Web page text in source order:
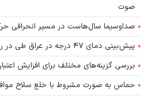
صوت
صداوسیما سال‌هاست در مسیر انحرافی
پیش‌بینی دمای ۴۷ درجه در عراق طی در روز اربعین
بررسی گزینه‌های مختلف برای افزایش
حماس به صورت مشروط با خلع سلاح